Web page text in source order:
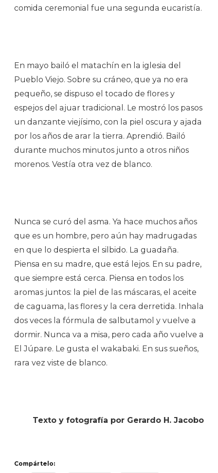
comida ceremonial fue una segunda eucaristía.
En mayo bailó el matachín en la iglesia del
Pueblo Viejo. Sobre su cráneo, que ya no era
pequeño, se dispuso el tocado de flores y
espejos del ajuar tradicional. Le mostró los pasos
un danzante viejísimo, con la piel oscura y ajada
por los años de arar la tierra. Aprendió. Bailó
durante muchos minutos junto a otros niños
morenos. Vestía otra vez de blanco.
Nunca se curó del asma. Ya hace muchos años
que es un hombre, pero aún hay madrugadas
en que lo despierta el silbido. La guadaña.
Piensa en su madre, que está lejos. En su padre,
que siempre está cerca. Piensa en todos los
aromas juntos: la piel de las máscaras, el aceite
de caguama, las flores y la cera derretida. Inhala
dos veces la fórmula de salbutamol y vuelve a
dormir. Nunca va a misa, pero cada año vuelve a
El Júpare. Le gusta el wakabaki. En sus sueños,
rara vez viste de blanco.
Texto y fotografía por Gerardo H. Jacobo
Compártelo: